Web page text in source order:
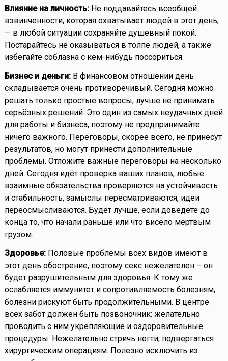
Влияние на личность:Не поддавайтесь всеобщей
взвинченности, которая охватывает людей в этот день,
— в любой ситуации сохраняйте душевный покой.
Постарайтесь не оказываться в толпе людей, а также
избегайте соблазна с кем-нибудь поссориться.
Бизнес и деньги:В финансовом отношении день
складывается очень противоречивый. Сегодня можно
решать только простые вопросы, лучше не принимать
серьёзных решений. Это один из самых неудачных дней
для работы и бизнеса, поэтому не предпринимайте
ничего важного. Переговоры, скорее всего, не принесут
результатов, но могут принести дополнительные
проблемы. Отложите важные переговоры на несколько
дней. Сегодня идёт проверка ваших планов, любые
взаимные обязательства проверяются на устойчивость
и стабильность, замыслы пересматриваются, идеи
переосмысливаются. Будет лучше, если доведёте до
конца то, что начали раньше или что висело мёртвым
грузом.
Здоровье:Половые проблемы всех видов имеют в
этот день обострение, поэтому секс нежелателен – он
будет разрушительным для здоровья. К тому же
ослабляется иммунитет и сопротивляемость болезням,
болезни рискуют быть продолжительными. В центре
всех забот должен быть позвоночник: желательно
проводить с ним укрепляющие и оздоровительные
процедуры. Нежелательно стричь ногти, подвергаться
хирургическим операциям. Полезно исключить из